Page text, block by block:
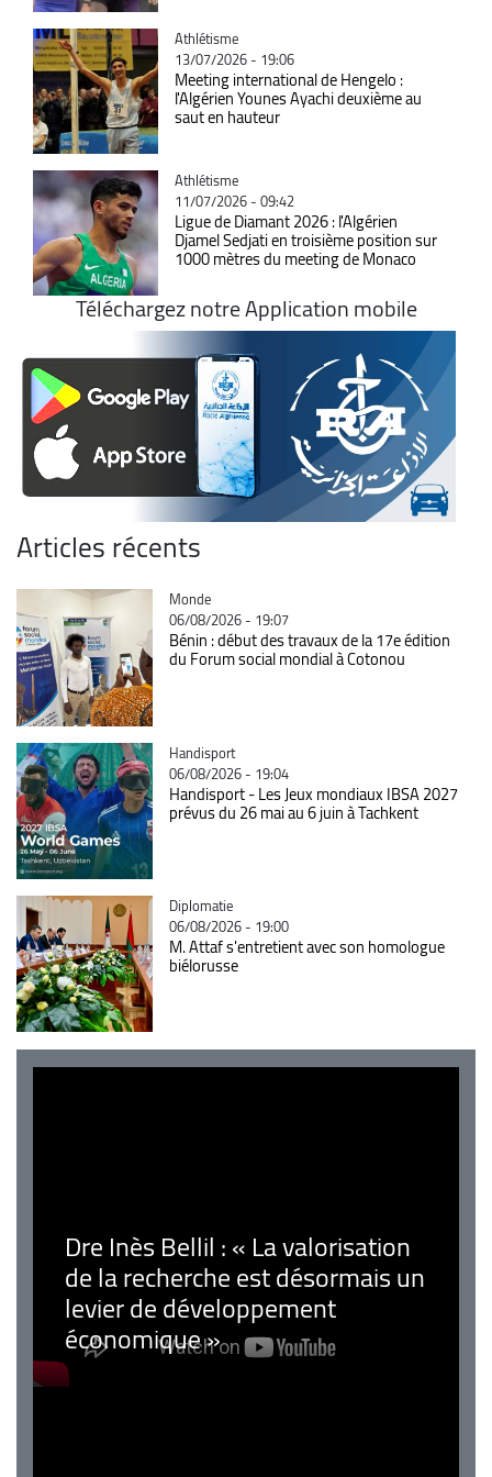
Catégorie
Athlétisme
13/07/2026 - 19:06
Meeting international de Hengelo :
l'Algérien Younes Ayachi deuxième au
saut en hauteur
Catégorie
Athlétisme
11/07/2026 - 09:42
Ligue de Diamant 2026 : l'Algérien
Djamel Sedjati en troisième position sur
1000 mètres du meeting de Monaco
Téléchargez notre Application mobile
Articles récents
Catégorie
Monde
06/08/2026 - 19:07
Bénin : début des travaux de la 17e édition
du Forum social mondial à Cotonou
Catégorie
Handisport
06/08/2026 - 19:04
Handisport - Les Jeux mondiaux IBSA 2027
prévus du 26 mai au 6 juin à Tachkent
Catégorie
Diplomatie
06/08/2026 - 19:00
M. Attaf s'entretient avec son homologue
biélorusse
Dre Inès Bellil : « La valorisation
de la recherche est désormais un
levier de développement
économique »